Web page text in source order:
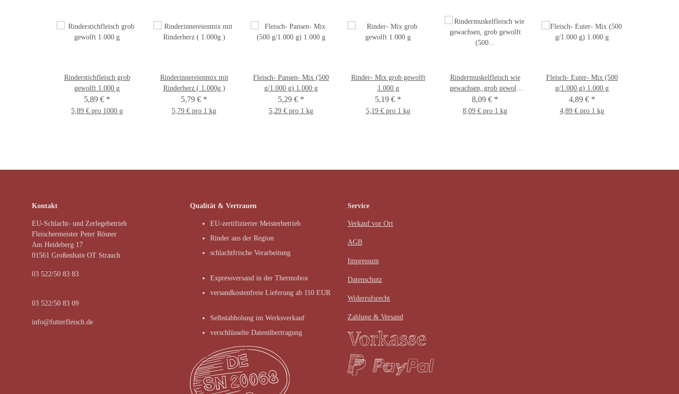
Rinderstichfleisch grob
gewolft 1.000 g
5,89 € *
5,89 € pro 1000 g
Rinderinnereienmix mit
Rinderherz ( 1.000g )
5,79 € *
5,79 € pro 1 kg
Fleisch- Pansen- Mix (500
g/1.000 g) 1.000 g
5,29 € *
5,29 € pro 1 kg
Rinder- Mix grob gewolft
1.000 g
5,19 € *
5,19 € pro 1 kg
Rindermuskelfleisch wie
gewachsen, grob gewolft
(500 g/1.000 g) 1.000 g
8,09 € *
8,09 € pro 1 kg
Fleisch- Euter- Mix (500
g/1.000 g) 1.000 g
4,89 € *
4,89 € pro 1 kg
Kontakt
EU-Schlacht- und Zerlegebetrieb
Fleischermeister Peter Rösner
Am Heideberg 17
01561 Großenhain OT Strauch
03 522/50 83 83
03 522/50 83 09
info@futterfleisch.de
Qualität & Vertrauen
EU-zertifizierter Meisterbetrieb
Rinder aus der Region
schlachtfrische Verarbeitung
Expressversand in der Thermobox
versandkostenfreie Lieferung ab 110 EUR
Selbstabholung im Werksverkauf
verschlüsselte Datenübertragung
Service
Verkauf vor Ort
AGB
Impressum
Datenschutz
Widerrufsrecht
Zahlung & Versand